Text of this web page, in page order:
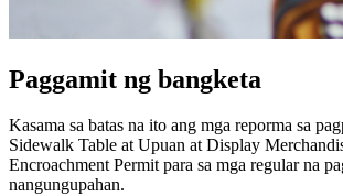
Paggamit ng bangketa
Kasama sa batas na ito ang mga reporma sa
Sidewalk Table at Upuan at Display
Encroachment Permit para sa mga regular na
nangungupahan.